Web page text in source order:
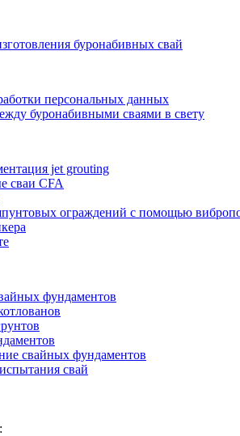
буронабивных свай
персональных данных
буронабивными сваями в свету
jet grouting
сваи CFA
ограждений с помощью
фундаментов
свайных фундаментов
свай